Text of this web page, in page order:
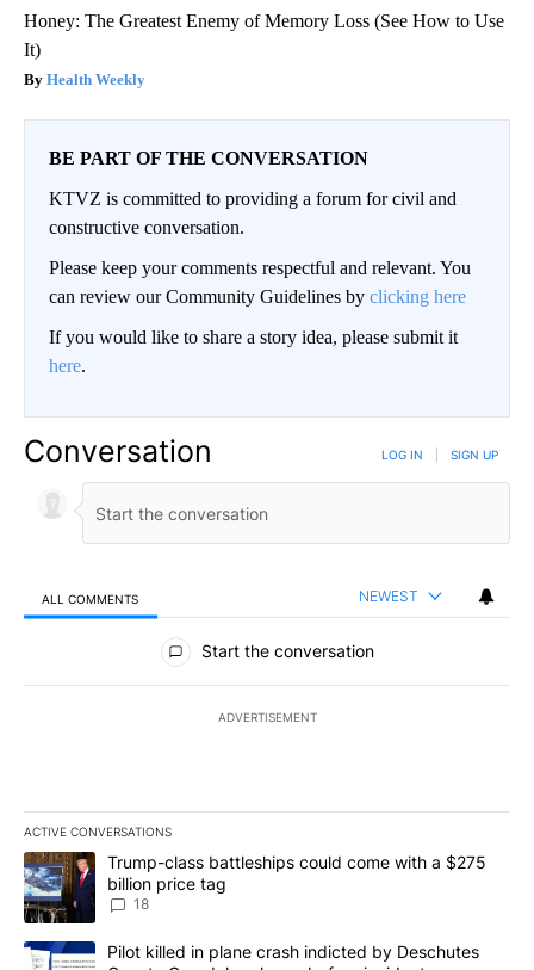
Honey: The Greatest Enemy of Memory Loss (See How to Use
It)
Health Weekly
BE PART OF THE CONVERSATION
KTVZ is committed to providing a forum for civil and
constructive conversation.
Please keep your comments respectful and relevant. You
can review our Community Guidelines by clicking here
If you would like to share a story idea, please submit it
here.
Conversation LOG IN SIGN UP
ALL COMMENTS NEWEST
All Comments
Start the conversation
ADVERTISEMENT
ACTIVE CONVERSATIONS
The following is a list of the most commented articles in the last
A trending article titled "Trump-class battleships could come
Trump-class battleships could come with a $275
billion price tag
18
A trending article titled "Pilot killed in plane crash indicted by
Pilot killed in plane crash indicted by Deschutes